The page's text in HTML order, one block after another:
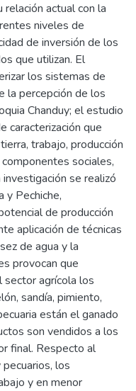
actual con la
niveles de
de inversión de los
que utilizan. El
los sistemas de
la percepción de los
Chanduy; el estudio
caracterización que
trabajo, producción
sociales,
se realizó
y Pechiche,
de producción
aplicación de técnicas
de agua y la
provocan que
sector agrícola los
sandía, pimiento,
están el ganado
son vendidos a los
final. Respecto al
los
y en menor